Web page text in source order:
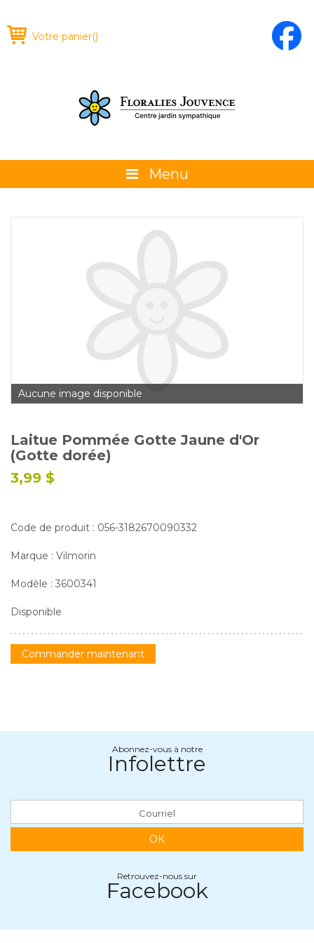
Votre panier()
Menu
La boutique
Promotions et évènements
Calendrier horticole
Emplois
Service à la clientèle
Nous joindre
Aucune image disponible
Laitue Pommée Gotte Jaune d'Or
(Gotte dorée)
3,99 $
Code de produit : 056-3182670090332
Marque : Vilmorin
Modèle : 3600341
Disponible
Commander maintenant
Abonnez-vous à notre
Infolettre
OK
Retrouvez-nous sur
Facebook